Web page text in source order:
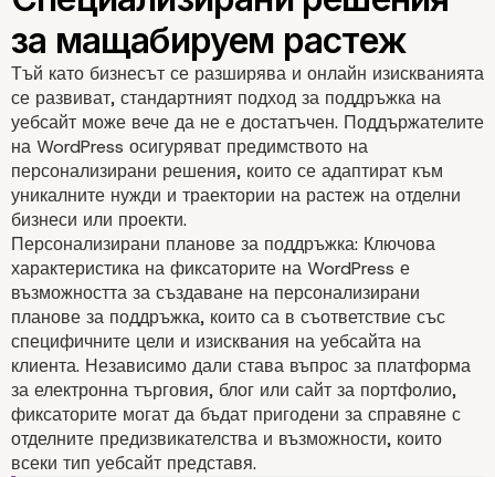
Тъй като бизнесът се разширява и онлайн изискванията
се развиват, стандартният подход за поддръжка на
уебсайт може вече да не е достатъчен. Поддържателите
на WordPress осигуряват предимството на
персонализирани решения, които се адаптират към
уникалните нужди и траектории на растеж на отделни
бизнеси или проекти.
Персонализирани планове за поддръжка: Ключова
характеристика на фиксаторите на WordPress е
възможността за създаване на персонализирани
планове за поддръжка, които са в съответствие със
специфичните цели и изисквания на уебсайта на
клиента. Независимо дали става въпрос за платформа
за електронна търговия, блог или сайт за портфолио,
фиксаторите могат да бъдат пригодени за справяне с
отделните предизвикателства и възможности, които
всеки тип уебсайт представя.